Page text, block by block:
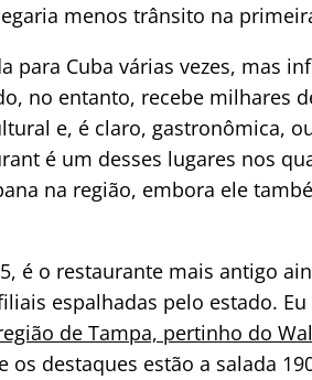
menos trânsito na
para Cuba várias vezes, mas
no entanto, recebe milhares
e, é claro, gastronômica,
é um desses lugares nos
na região, embora ele
é o restaurante mais antigo
espalhadas pelo estado.
de Tampa, pertinho do
os destaques estão a salada